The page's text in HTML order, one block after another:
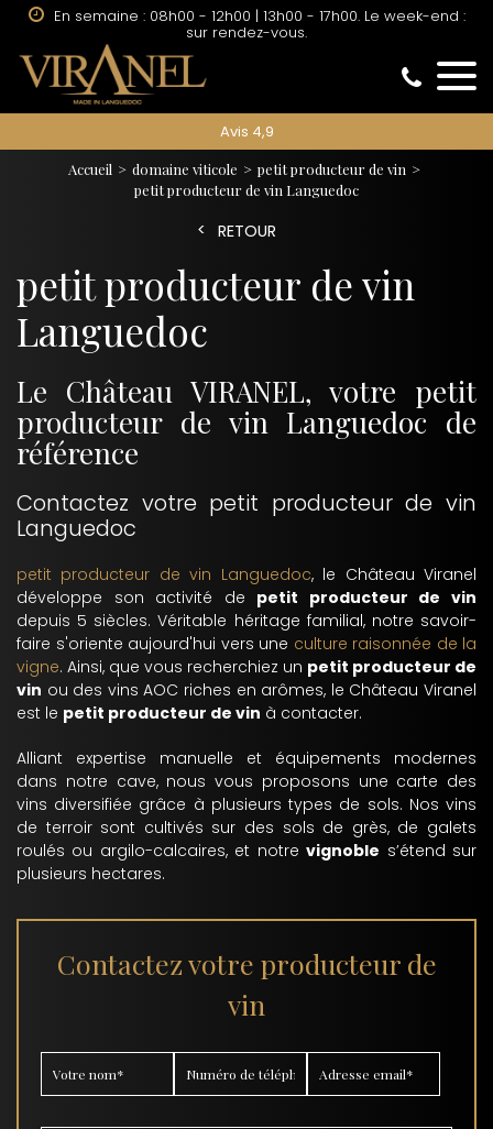
sur rendez-vous.
Avis 4,9
Accueil domaine viticole
petit producteur de vin
petit producteur de vin Languedoc
RETOUR
petit producteur de vin
Languedoc
Le Château VIRANEL, votre petit
producteur de vin Languedoc de
référence
Contactez votre petit producteur de vin
Languedoc
petit producteur de vin Languedoc, le Château Viranel
développe son activité de petit producteur de vin
depuis 5 siècles. Véritable héritage familial, notre savoir-
faire s'oriente aujourd'hui vers une culture raisonnée de la
vigne. Ainsi, que vous recherchiez un petit producteur de
vin ou des vins AOC riches en arômes, le Château Viranel
est le petit producteur de vin à contacter.
Alliant expertise manuelle et équipements modernes
dans notre cave, nous vous proposons une carte des
vins diversifiée grâce à plusieurs types de sols. Nos vins
de terroir sont cultivés sur des sols de grès, de galets
roulés ou argilo-calcaires, et notrevignoble s’étend sur
plusieurs hectares.
Contactez votre producteur de
vin